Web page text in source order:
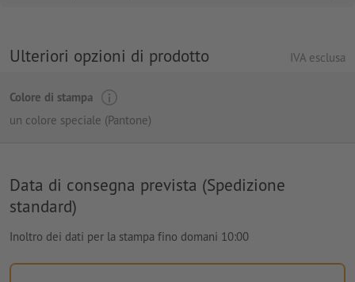
Ulteriori opzioni di prodotto IVA esclusa
Colore di stampa
un colore speciale (Pantone)
Data di consegna prevista (Spedizione
standard)
Inoltro dei dati per la stampa fino domani 10:00